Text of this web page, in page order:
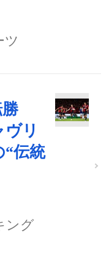
ツ
リ
伝統
ング